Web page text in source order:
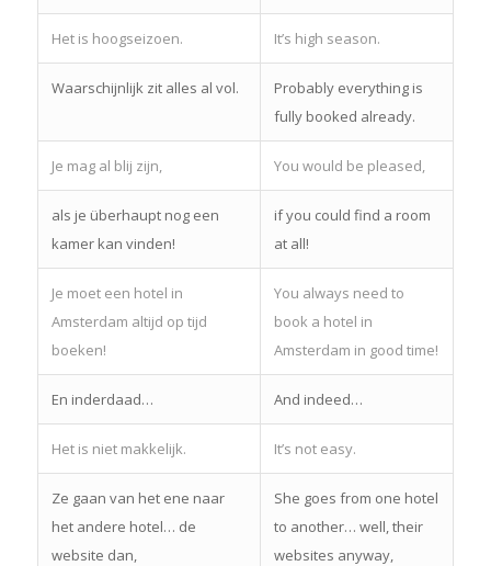
Het is hoogseizoen. It’s high season.
Waarschijnlijk zit alles al vol.
Probably everything is
fully booked already.
Je mag al blij zijn, You would be pleased,
als je überhaupt nog een
kamer kan vinden!
if you could find a room
at all!
Je moet een hotel in
Amsterdam altijd op tijd
boeken!
You always need to
book a hotel in
Amsterdam in good time!
En inderdaad… And indeed…
Het is niet makkelijk. It’s not easy.
Ze gaan van het ene naar
het andere hotel… de
website dan,
She goes from one hotel
to another… well, their
websites anyway,